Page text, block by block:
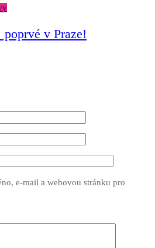
poprvé v Praze!
e-mail a webovou stránku pro